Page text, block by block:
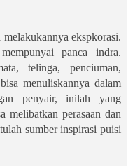
ekspkorasi.
panca indra.
telinga, penciuman,
menuliskannya dalam
penyair, inilah yang
melibatkan perasaan dan
sumber inspirasi puisi